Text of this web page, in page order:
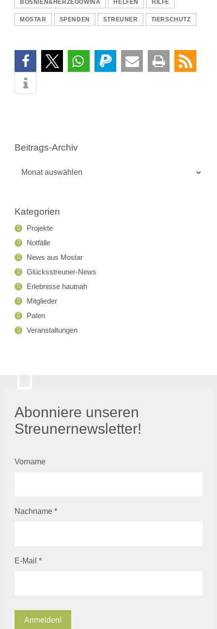
BOSNIEN&HERZEGOWINA HELFEN HILFE
MOSTAR SPENDEN STREUNER TIERSCHUTZ
Beitrags-Archiv
Kategorien
Projekte
Notfälle
News aus Mostar
Glücksstreuner-News
Erlebnisse hautnah
Mitglieder
Paten
Veranstaltungen
Abonniere unseren
Streunernewsletter!
Vorname
Nachname *
E-Mail *